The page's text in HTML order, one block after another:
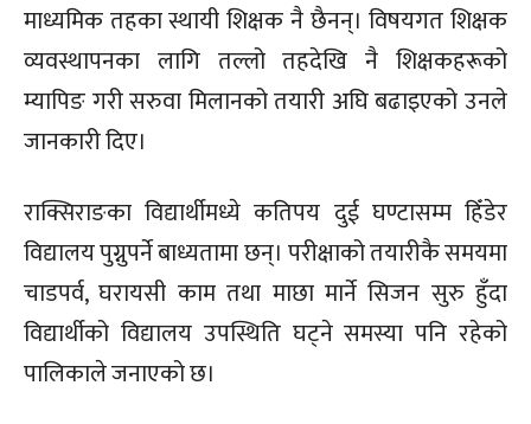
माध्यमिक तहका स्थायी शिक्षक नै छैनन्। विषयगत शिक्षक
व्यवस्थापनका लागि तल्लो तहदेखि नै शिक्षकहरूको
म्यापिङ गरी सरुवा मिलानको तयारी अघि बढाइएको उनले
जानकारी दिए।
राक्सिराङका विद्यार्थीमध्ये कतिपय दुई घण्टासम्म हिँडेर
विद्यालय पुग्नुपर्ने बाध्यतामा छन्। परीक्षाको तयारीकै समयमा
चाडपर्व, घरायसी काम तथा माछा मार्ने सिजन सुरु हुँदा
विद्यार्थीको विद्यालय उपस्थिति घट्ने समस्या पनि रहेको
पालिकाले जनाएको छ।